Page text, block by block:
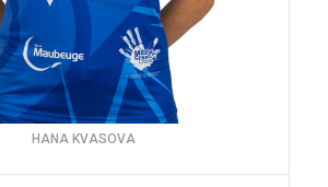
HANA KVASOVA